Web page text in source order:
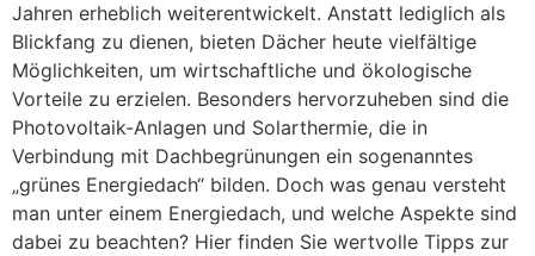
Jahren erheblich weiterentwickelt. Anstatt lediglich als
Blickfang zu dienen, bieten Dächer heute vielfältige
Möglichkeiten, um wirtschaftliche und ökologische
Vorteile zu erzielen. Besonders hervorzuheben sind die
Photovoltaik-Anlagen und Solarthermie, die in
Verbindung mit Dachbegrünungen ein sogenanntes
„grünes Energiedach“ bilden. Doch was genau versteht
man unter einem Energiedach, und welche Aspekte sind
dabei zu beachten? Hier finden Sie wertvolle Tipps zur